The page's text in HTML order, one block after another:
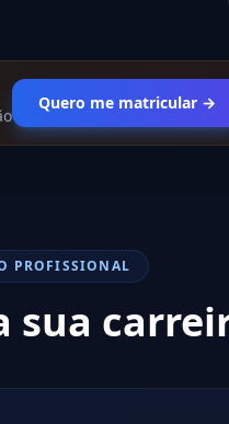
Quero me matricular →
PROFISSIONAL
sua